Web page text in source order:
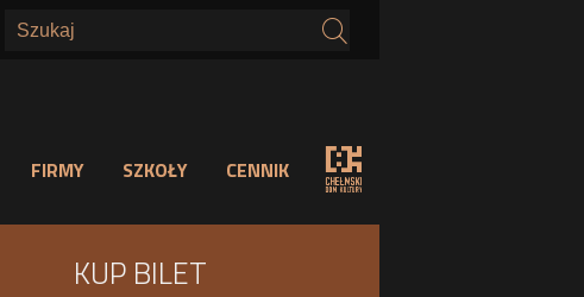
FIRMY SZKOŁY CENNIK s
KUP BILET